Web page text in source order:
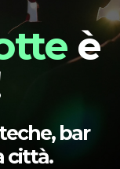
è
bar
città.